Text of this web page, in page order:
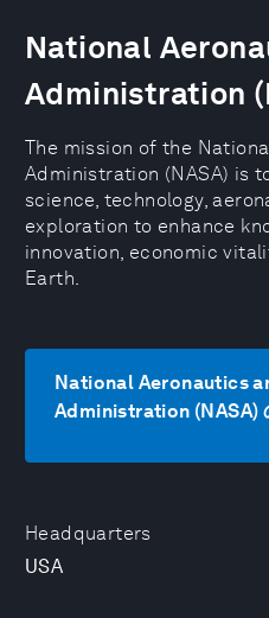
Headquarters
USA
National
Administration
The mission of the
Administration (NASA) is
science, technology,
exploration to enhance
innovation, economic
Earth.
National Aeronautics
Administration (NASA)